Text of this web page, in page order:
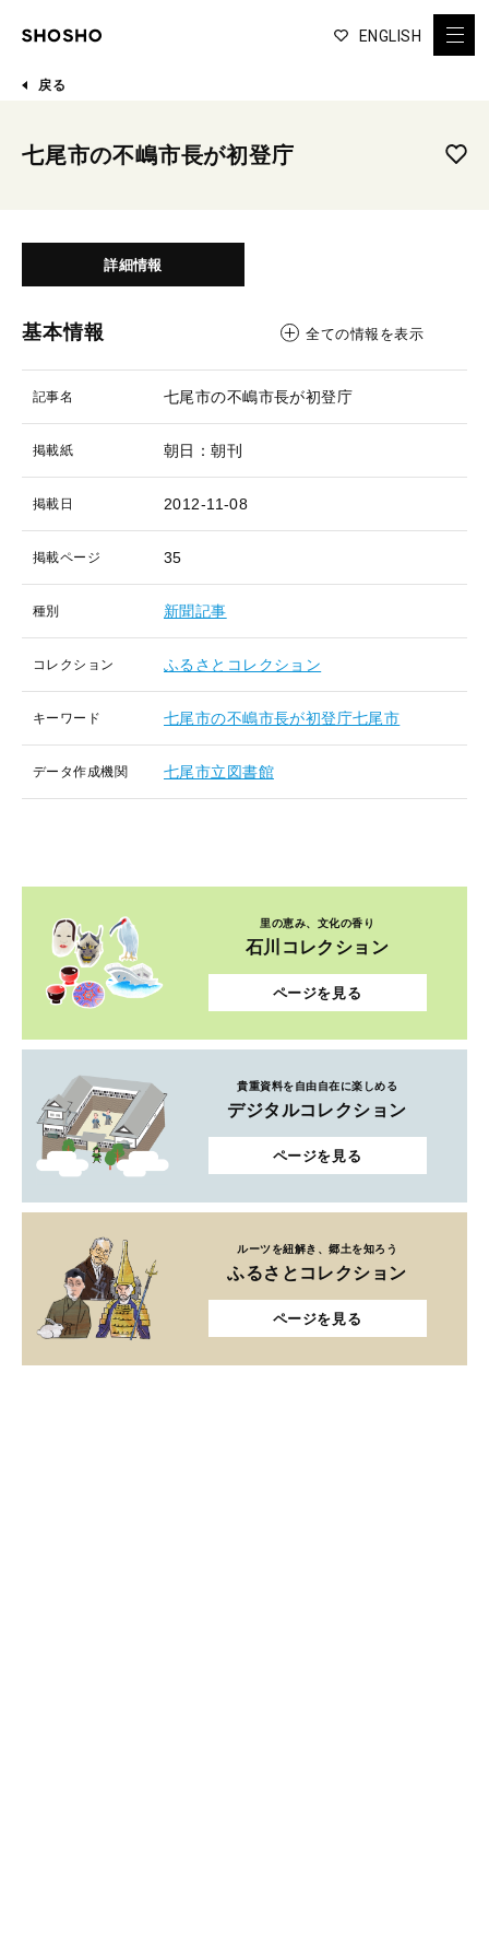
ENGLISH
戻る
七尾市の不嶋市長が初登庁
詳細情報
基本情報 全ての情報を表示
記事名 七尾市の不嶋市長が初登庁
掲載紙 朝日：朝刊
掲載日 2012-11-08
掲載ページ 35
種別 新聞記事
コレクション ふるさとコレクション
キーワード 七尾市の不嶋市長が初登庁七尾市
データ作成機関 七尾市立図書館
里の恵み、文化の香り
石川コレクション
ページを見る
貴重資料を自由自在に楽しめる
デジタルコレクション
ページを見る
ルーツを紐解き、郷土を知ろう
ふるさとコレクション
ページを見る